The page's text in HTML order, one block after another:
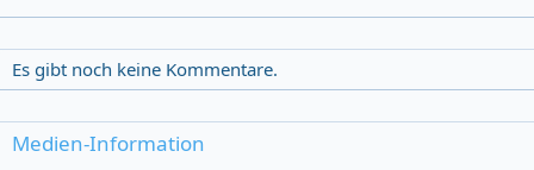
Es gibt noch keine Kommentare.
Medien-Information